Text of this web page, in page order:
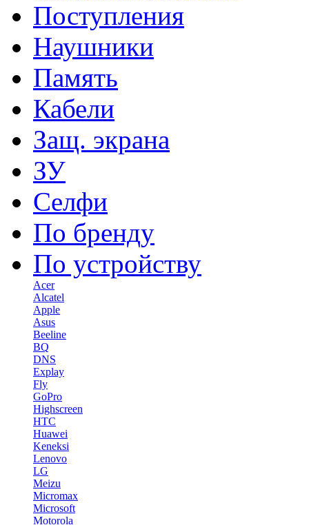
Поступления
Наушники
Память
Кабели
Защ. экрана
ЗУ
Селфи
По бренду
По устройству
Acer
Alcatel
Apple
Asus
Beeline
BQ
DNS
Explay
Fly
GoPro
Highscreen
HTC
Huawei
Keneksi
Lenovo
LG
Meizu
Micromax
Microsoft
Motorola